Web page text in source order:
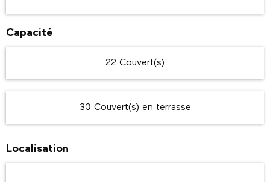
Capacité
22 Couvert(s)
30 Couvert(s) en terrasse
Localisation